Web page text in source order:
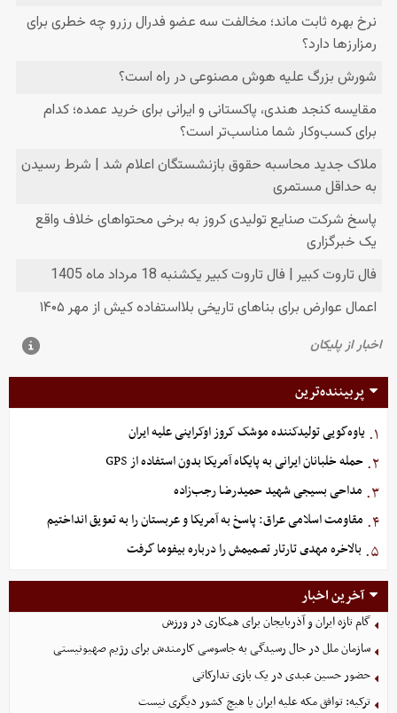
پربیننده‌ترین
۱. یاوه‌گویی تولیدکننده موشک کروز اوکراینی علیه ایران
۲. حمله خلبانان ایرانی به پایگاه آمریکا بدون استفاده از GPS
۳. مداحی بسیجی شهید حمیدرضا رجب‌زاده
۴. مقاومت اسلامی عراق: پاسخ به آمریکا و عربستان را به تعویق انداختیم
۵. بالاخره مهدی تارتار تصمیمش را درباره بیفوما گرفت
آخرین اخبار
گام تازه ایران و آذربایجان برای همکاری در ورزش
سازمان ملل در حال رسیدگی به جاسوسی کارمندش برای رژیم صهیونیستی
حضور حسین عبدی در یک بازی تدارکاتی
ترکیه: توافق مکه علیه ایران یا هیچ کشور دیگری نیست